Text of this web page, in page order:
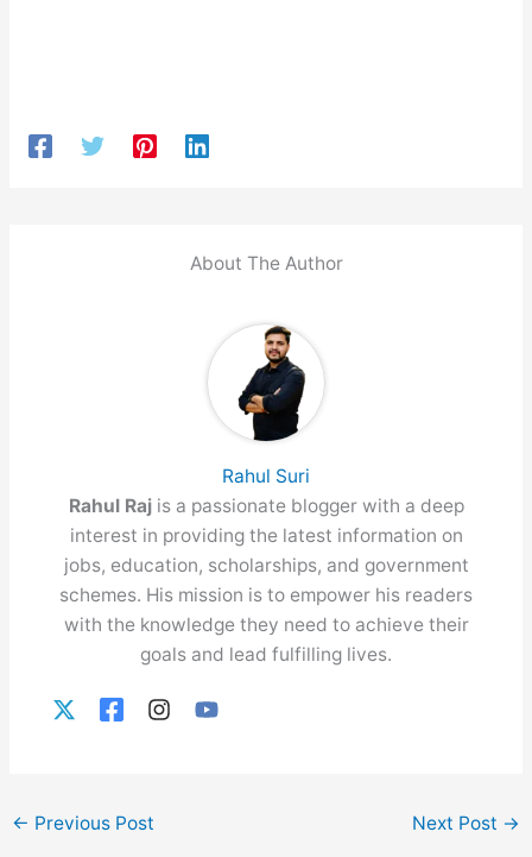
About The Author
Rahul Suri
Rahul Raj is a passionate blogger with a deep
interest in providing the latest information on
jobs, education, scholarships, and government
schemes. His mission is to empower his readers
with the knowledge they need to achieve their
goals and lead fulfilling lives.
← Previous Post Next Post →